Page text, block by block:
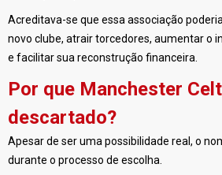
Acreditava-se que essa associação
novo clube, atrair torcedores, aumentar o
e facilitar sua reconstrução financeira.
Por que Manchester
descartado?
Apesar de ser uma possibilidade real, o
durante o processo de escolha.